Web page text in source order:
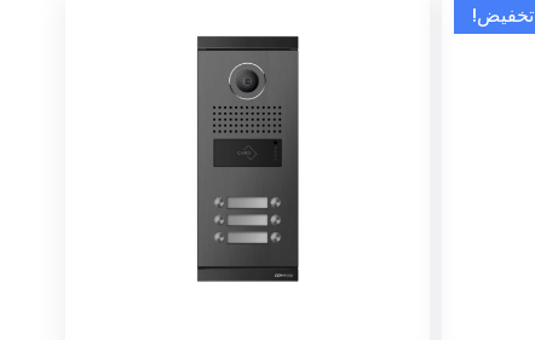
تخفيض!